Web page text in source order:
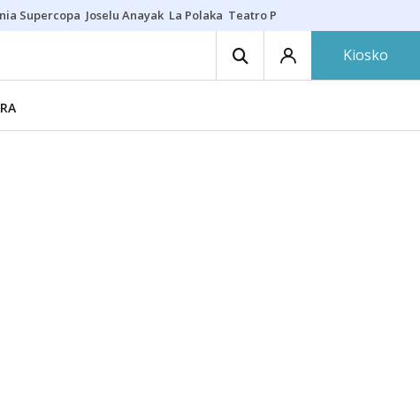
Supercopa Joselu Anayak La Polaka Teatro Principal
Kiosko